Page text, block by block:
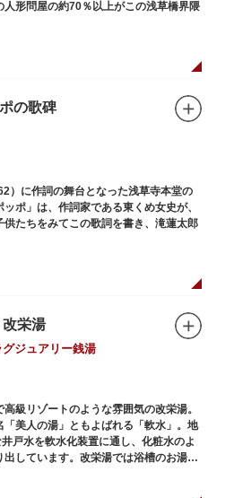
形問屋の約70％以上がこの浅草橋界隈
の歌碑
）に作詞の舞台となった浅草寺本堂の
ポ」は、作詞家である東くめ女史が、
たちをみてこの歌詞を書き、滝蓮太郎
栄湯
ジュアリー銭湯
級リゾートのような雰囲気の改栄湯。
美人の湯」ともよばれる「軟水」。地
戸水を軟水化装置に通し、化粧水のよ
しています。改栄湯では浴槽のお湯か
風呂上がりにはお肌しっとり、髪の毛
す。お風呂の種類も多く、高濃度浸透